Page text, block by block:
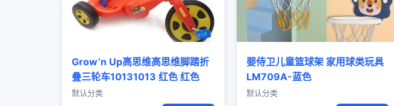
Grow’n Up高思维高思维脚踏折
叠三轮车10131013 红色 红色
默认分类
婴侍卫儿童篮球架 家用球类玩具
LM709A-蓝色
默认分类